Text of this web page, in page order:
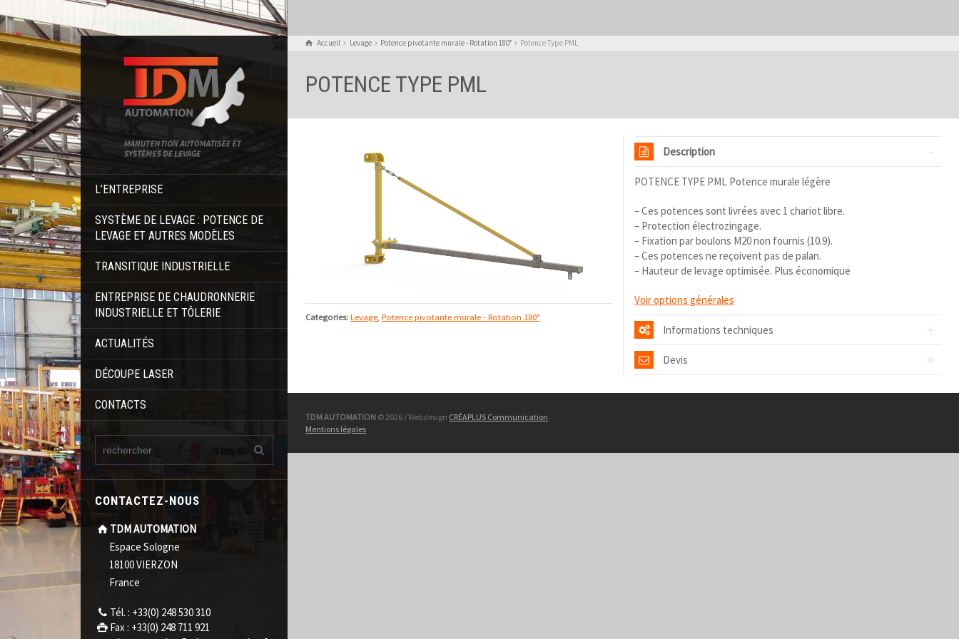
L’ENTREPRISE
SYSTÈME DE LEVAGE : POTENCE DE
LEVAGE ET AUTRES MODÈLES
TRANSITIQUE INDUSTRIELLE
ENTREPRISE DE CHAUDRONNERIE
INDUSTRIELLE ET TÔLERIE
ACTUALITÉS
DÉCOUPE LASER
CONTACTS
CONTACTEZ-NOUS
TDM AUTOMATION
Espace Sologne
18100 VIERZON
France
Tél. : +33(0) 248 530 310
Fax : +33(0) 248 711 921
Accueil Levage Potence pivotante murale - Rotation 180° Potence Type PML
POTENCE TYPE PML
Categories: Levage,Potence pivotante murale - Rotation 180°
Description
POTENCE TYPE PML Potence murale légère
– Ces potences sont livrées avec 1 chariot libre.
– Protection électrozingage.
– Fixation par boulons M20 non fournis (10.9).
– Ces potences ne reçoivent pas de palan.
– Hauteur de levage optimisée. Plus économique
Voir options générales
Informations techniques
Devis
TDM AUTOMATION © 2026 / Webdesign CRÉAPLUS Communication
Mentions légales